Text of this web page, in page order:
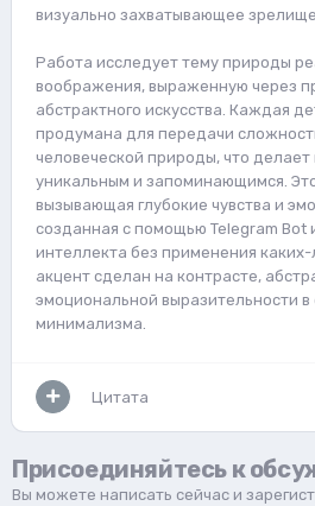
визуально захватывающее зрелище.
Работа исследует тему природы
воображения, выраженную через
абстрактного искусства. Каждая
продумана для передачи
человеческой природы, что
уникальным и запоминающимся.
вызывающая глубокие чувства и
созданная с помощью Telegram Bot
интеллекта без применения каких-
акцент сделан на контрасте,
эмоциональной выразительности в
минимализма.
Цитата
Присоединяйтесь к
Вы можете написать сейчас и